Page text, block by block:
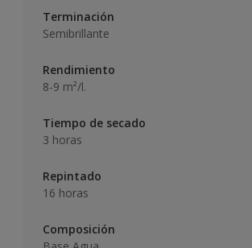
Terminación
Semibrillante
Rendimiento
8-9 m²/l.
Tiempo de secado
3 horas
Repintado
16 horas
Composición